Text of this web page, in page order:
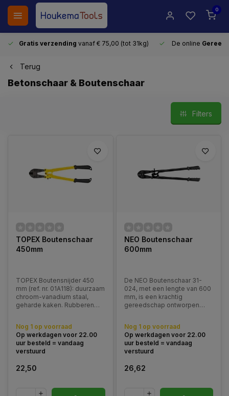
0
Gratis verzending vanaf € 75,00 (tot 31kg) De online
Terug
Betonschaar & Boutenschaar
Filters
TOPEX Boutenschaar
450mm
TOPEX Boutensnijder 450
mm (ref. nr. 01A118): duurzaam
chroom-vanadium staal,
geharde kaken. Rubberen
efficiënt voor het
doorknippen van bouten.
Perfect voor doe-het-
zelvers.
Nog 1 op voorraad
Op werkdagen voor 22.00
uur besteld = vandaag
verstuurd
22,50
NEO Boutenschaar
600mm
De NEO Boutenschaar 31-
024, met een lengte van 600
mm, is een krachtig
gereedschap ontworpen
metalen materialen zoals
bouten, kettingen en staven.
Nog 1 op voorraad
Op werkdagen voor 22.00
uur besteld = vandaag
verstuurd
26,62